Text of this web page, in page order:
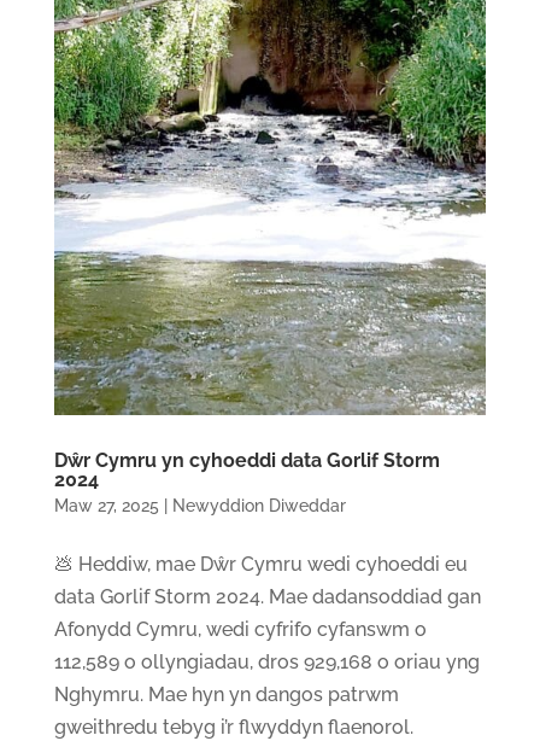
Dŵr Cymru yn cyhoeddi data Gorlif Storm
2024
Maw 27, 2025 Newyddion Diweddar
💩 Heddiw, mae Dŵr Cymru wedi cyhoeddi eu
data Gorlif Storm 2024. Mae dadansoddiad gan
Afonydd Cymru, wedi cyfrifo cyfanswm o
112,589 o ollyngiadau, dros 929,168 o oriau yng
Nghymru. Mae hyn yn dangos patrwm
gweithredu tebyg i’r flwyddyn flaenorol.